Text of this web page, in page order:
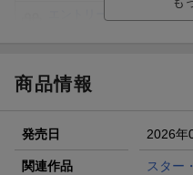
進呈
エントリー＆条件達成で
袋が当たる！
商品情報
発売日 2026年
関連作品 スター